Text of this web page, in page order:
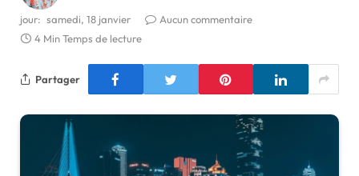
jour: samedi, 18 janvier
Aucun commentaire
4 Min Temps de lecture
Partager